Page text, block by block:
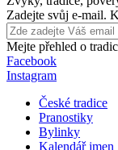
Zadejte svůj e-mail.
Mejte přehled o
Facebook
Instagram
České tradice
Pranostiky
Bylinky
Kalendář jmen